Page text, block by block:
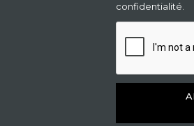
confidentialité.